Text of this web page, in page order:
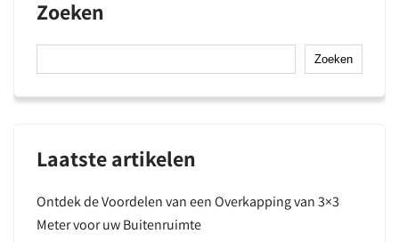
Zoeken
Zoeken
Laatste artikelen
Ontdek de Voordelen van een Overkapping van 3×3
Meter voor uw Buitenruimte